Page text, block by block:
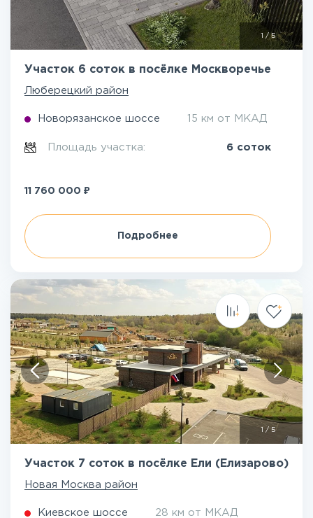
1 /5
Участок 6 соток в посёлке Москворечье
Люберецкий район
Новорязанское шоссе 15 км от МКАД
Площадь участка: 6 соток
11 760 000 ₽
Подробнее
/5
Участок 7 соток в посёлке Ели (Елизарово)
Новая Москва район
Киевское шоссе 28 км от МКАД